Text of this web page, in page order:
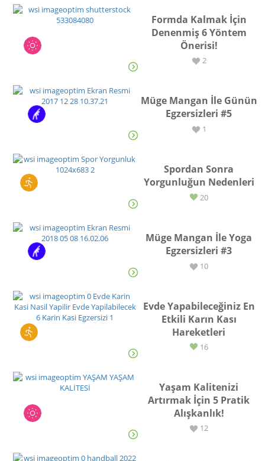
Formda Kalmak İçin
Denenmiş 6 Yöntem
Önerisi!
2
Müge Mangan İle Günün
Egzersizleri #5
1
Spordan Sonra
Yorgunluğun Nedenleri
20
Müge Mangan İle Yoga
Egzersizleri #3
10
Evde Yapabileceğiniz En
Etkili Karın Kası
Hareketleri
16
Yaşam Kalitenizi
Artırmak İçin 5 Pratik
Alışkanlık!
12